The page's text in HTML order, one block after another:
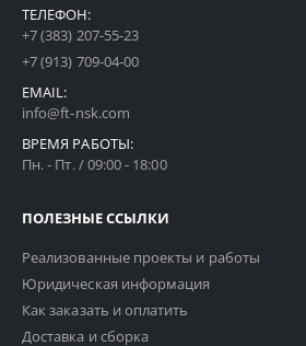
ТЕЛЕФОН:
+7 (383) 207-55-23
+7 (913) 709-04-00
EMAIL:
info@ft-nsk.com
ВРЕМЯ РАБОТЫ:
Пн. - Пт. / 09:00 - 18:00
ПОЛЕЗНЫЕ ССЫЛКИ
Реализованные проекты и работы
Юридическая информация
Как заказать и оплатить
Доставка и сборка